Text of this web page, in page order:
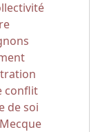
conflit
de soi